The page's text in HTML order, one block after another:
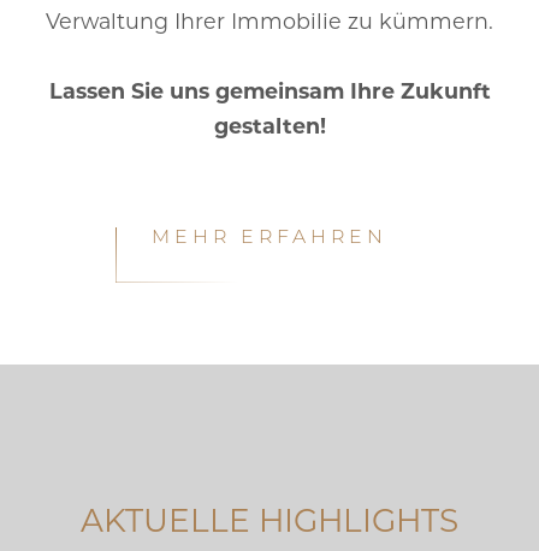
Verwaltung Ihrer Immobilie zu kümmern.
Lassen Sie uns gemeinsam Ihre Zukunft
gestalten!
MEHR ERFAHREN
AKTUELLE HIGHLIGHTS